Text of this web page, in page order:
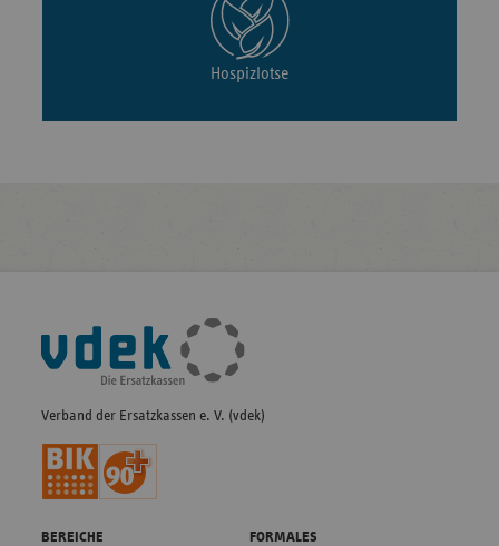
Hospizlotse
Fußleisten-
Navigation
Verband der Ersatzkassen e. V. (vdek)
BEREICHE FORMALES